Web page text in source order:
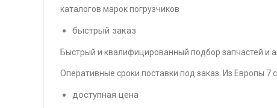
каталогов марок погрузчиков
быстрый заказ
Быстрый и квалифицированный подбор запчастей и
Оперативные сроки поставки под заказ. Из Европы 7
доступная цена